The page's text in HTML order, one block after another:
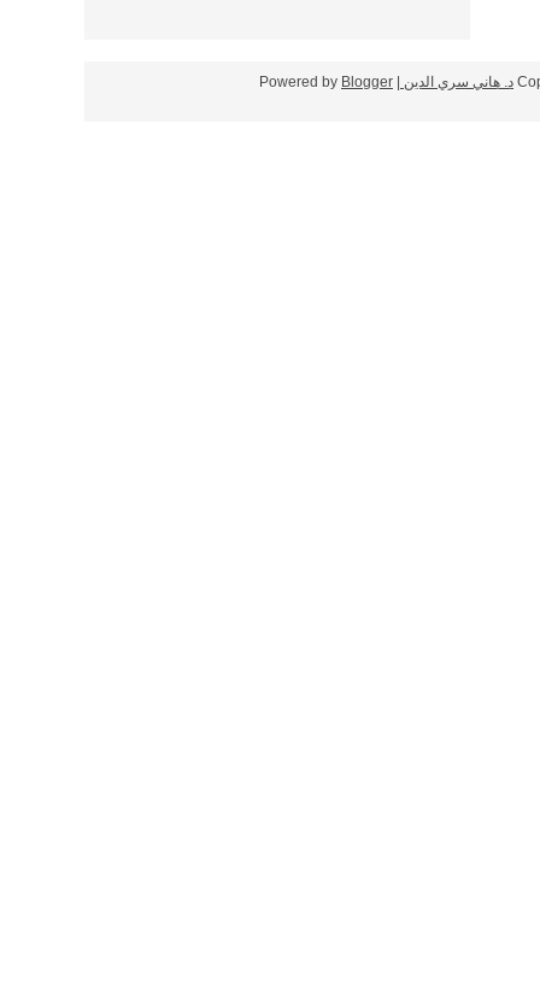
د. هاني سري الدين | Powered by
Blogger